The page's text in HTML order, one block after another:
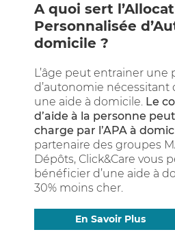
A quoi sert
Personnalisée
domicile ?
L’âge peut entrainer une
d’autonomie nécessitant
une aide à domicile. Le
d’aide à la personne
charge par l’APA à
partenaire des groupes
Dépôts, Click&Care vous
bénéficier d’une aide à
30% moins cher.
En Savoir Plus